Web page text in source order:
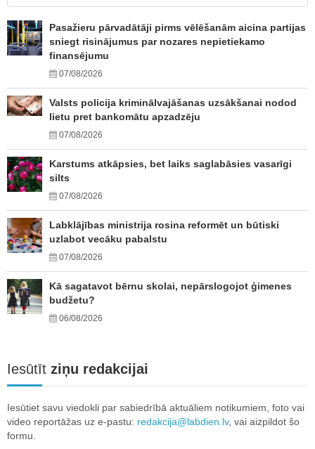
Pasažieru pārvadātāji pirms vēlēšanām aicina partijas
sniegt risinājumus par nozares nepietiekamo
finansējumu
07/08/2026
Valsts policija kriminālvajāšanas uzsākšanai nodod
lietu pret bankomātu apzadzēju
07/08/2026
Karstums atkāpsies, bet laiks saglabāsies vasarīgi
silts
07/08/2026
Labklājības ministrija rosina reformēt un būtiski
uzlabot vecāku pabalstu
07/08/2026
Kā sagatavot bērnu skolai, nepārslogojot ģimenes
budžetu?
06/08/2026
Iesūtīt ziņu redakcijai
Iesūtiet savu viedokli par sabiedrībā aktuāliem notikumiem, foto vai
video reportāžas uz e-pastu: redakcija@labdien.lv, vai aizpildot šo
formu.